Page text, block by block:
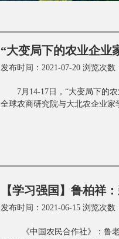
“大变局下的农业企业
发布时间：2021-07-20 浏览次数
7月14-17日，“大变局下的
全球农商研究院与大北农企业家
【学习强国】鲁柏祥
发布时间：2021-06-15 浏览次数
《中国农民合作社》：鲁